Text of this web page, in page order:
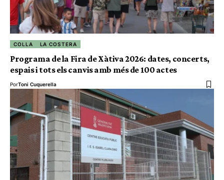
COLLA LA COSTERA
Programa de la Fira de Xàtiva 2026: dates, concerts,
espais i tots els canvis amb més de 100 actes
PorToni Cuquerella